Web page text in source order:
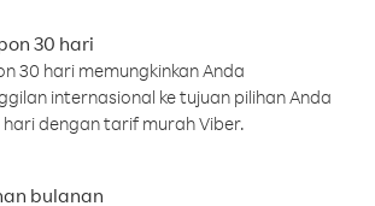
30 hari
30 hari memungkinkan Anda
internasional ke tujuan pilihan Anda
dengan tarif murah Viber.
bulanan